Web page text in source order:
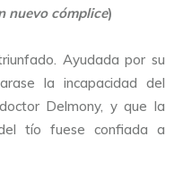
nuevo cómplice)
Ayudada por su
la incapacidad del
Delmony, y que la
tío fuese confiada a